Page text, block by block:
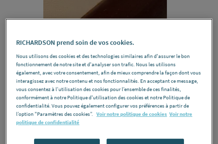
MACEPLAST
RICHARDSON prend soin de vos cookies.
Nous utilisons des cookies et des technologies similaires afin d'assurer le bon
fonctionnement de notre site et d'analyser son trafic. Nous les utilisons
également, avec votre consentement, afin de mieux comprendre la façon dont vous
interagissez avec notre contenu et nos fonctionnalités. En acceptant ce message,
vous consentez à l’utilisation des cookies pour l’ensemble de ces finalités,
conformément à notre Politique d'utilisation des cookies et notre Politique de
confidentialité. Vous pouvez également configurer vos préférences à partir de
l’option "Paramètres des cookies”.
Voir notre politique de cookies Voir notre
politique de confidentialité